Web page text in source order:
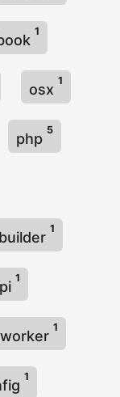
1
osx
1
php
5
1
1
1
1